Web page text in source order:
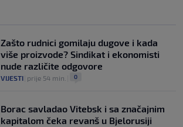
Zašto rudnici gomilaju dugove i kada
više proizvode? Sindikat i ekonomisti
nude različite odgovore
VIJESTI prije 54 min. 0
Borac savladao Vitebsk i sa značajnim
kapitalom čeka revanš u Bjelorusiji